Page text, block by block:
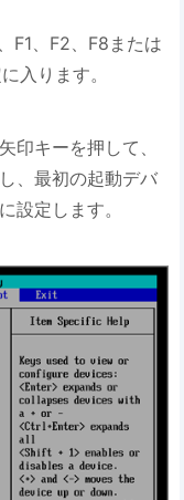
F1、F2、F8または
入ります。
印キーを押して、
、最初の起動デバ
設定します。